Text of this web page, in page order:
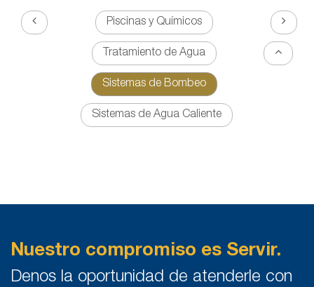
Piscinas y Químicos
Tratamiento de Agua
Sistemas de Bombeo
Sistemas de Agua Caliente
Nuestro compromiso es Servir.
Denos la oportunidad de atenderle con